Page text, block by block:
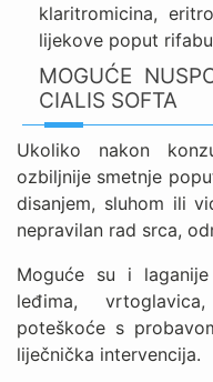
klaritromicina,
lijekove poput
MOGUĆE
CIALIS SOFTA
Ukoliko nakon
ozbiljnije smetnje
disanjem, sluhom ili
nepravilan rad srca,
Moguće su i
leđima,
poteškoće s
liječnička intervencija.